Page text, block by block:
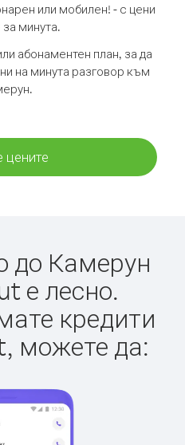
или мобилен! - с цени
за минута.
абонаментен план, за да
на минута разговор към
цените
до Камерун
е лесно.
кредити
можете да: